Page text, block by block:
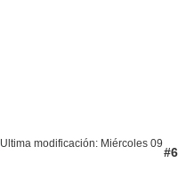
Ultima modificación: Miércoles 09
#6